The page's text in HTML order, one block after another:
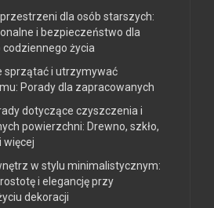
dla osób starszych:
i bezpieczeństwo dla
życia
sprzątać i utrzymywać
Porady dla zapracowanych
dotyczące czyszczenia i
powierzchni: Drewno, szkło,
więcej
w stylu minimalistycznym:
i elegancję przy
dekoracji